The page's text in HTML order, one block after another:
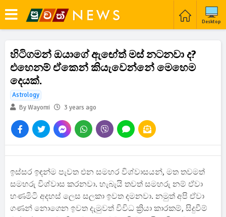
Desktop
හිටිගමන් ඔයාගේ ඇඟේත් මස් නටනවා ද?
එහෙනම් ඒකෙන් කියැවෙන්නේ මෙහෙම
දෙයක්.
Astrology
By Wayomi
3 years ago
ඉස්සර ඉඳන්ම පැවත එන සමහර විශ්වාසයන්, මත තවමත්
සමහරු විශ්වාස කරනවා. හැබැයි තවත් සමහරු නම් ඒවා
හණමිටි අදහස්‌ ලෙස සලකා ඉවත දමනවා. නමුත් අපි ඒවා
ගණන් නොගෙන ඉවත දැමුවත් විවිධ ක්‍රියා කාරකම්, සිදුවීම්